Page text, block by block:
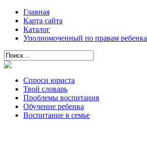
Главная
Карта сайта
Каталог
Уполномоченный по правам ребенка
Спроси юриста
Твой словарь
Проблемы воспитания
Обучение ребенка
Воспитание в семье